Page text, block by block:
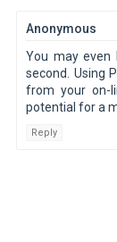
Anonymous
You may even
second. Using
from your on-
potential for a
Reply